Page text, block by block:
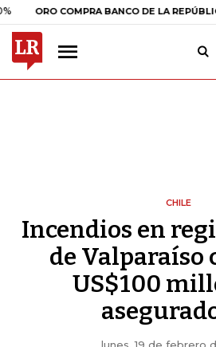
COMPRA BANCO DE LA REPÚBLICA $
CHILE
Incendios en
de Valparaíso
US$100